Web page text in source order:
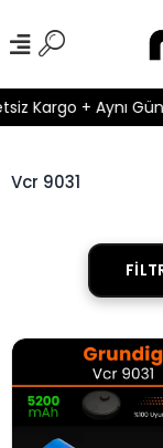
Kargo + Aynı Gün
Vcr 9031